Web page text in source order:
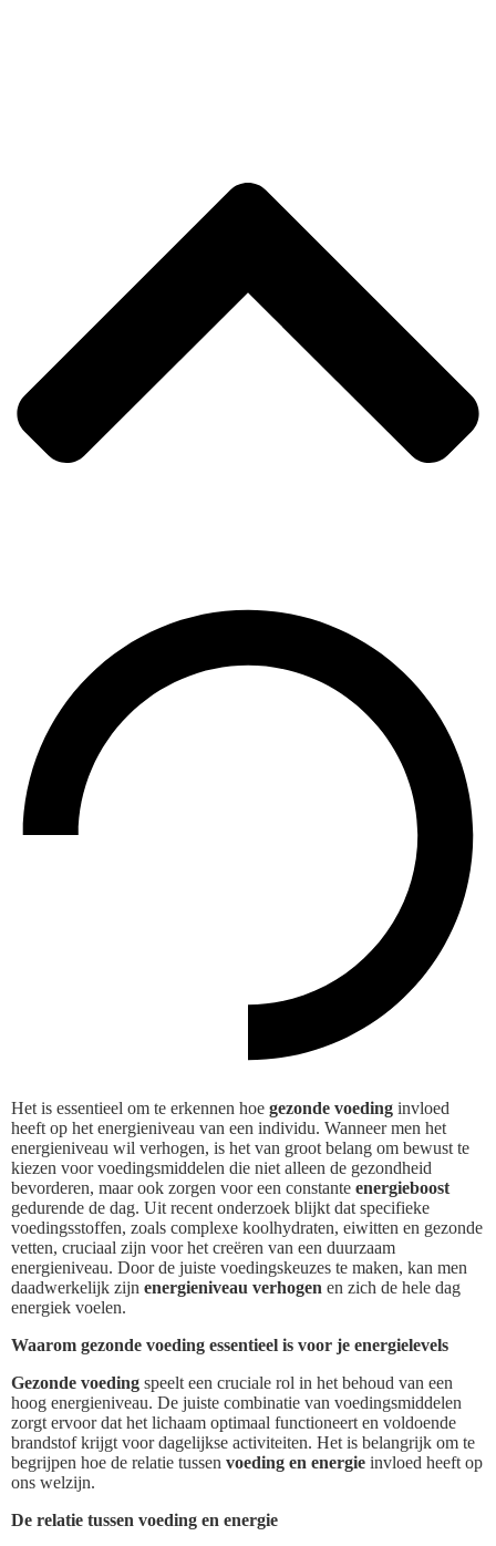
Het is essentieel om te erkennen hoe gezonde voeding invloed
heeft op het energieniveau van een individu. Wanneer men het
energieniveau wil verhogen, is het van groot belang om bewust te
kiezen voor voedingsmiddelen die niet alleen de gezondheid
bevorderen, maar ook zorgen voor een constante energieboost
gedurende de dag. Uit recent onderzoek blijkt dat specifieke
voedingsstoffen, zoals complexe koolhydraten, eiwitten en gezonde
vetten, cruciaal zijn voor het creëren van een duurzaam
energieniveau. Door de juiste voedingskeuzes te maken, kan men
daadwerkelijk zijn energieniveau verhogen en zich de hele dag
energiek voelen.
Waarom gezonde voeding essentieel is voor je energielevels
Gezonde voeding speelt een cruciale rol in het behoud van een
hoog energieniveau. De juiste combinatie van voedingsmiddelen
zorgt ervoor dat het lichaam optimaal functioneert en voldoende
brandstof krijgt voor dagelijkse activiteiten. Het is belangrijk om te
begrijpen hoe de relatie tussen voeding en energie invloed heeft op
ons welzijn.
De relatie tussen voeding en energie